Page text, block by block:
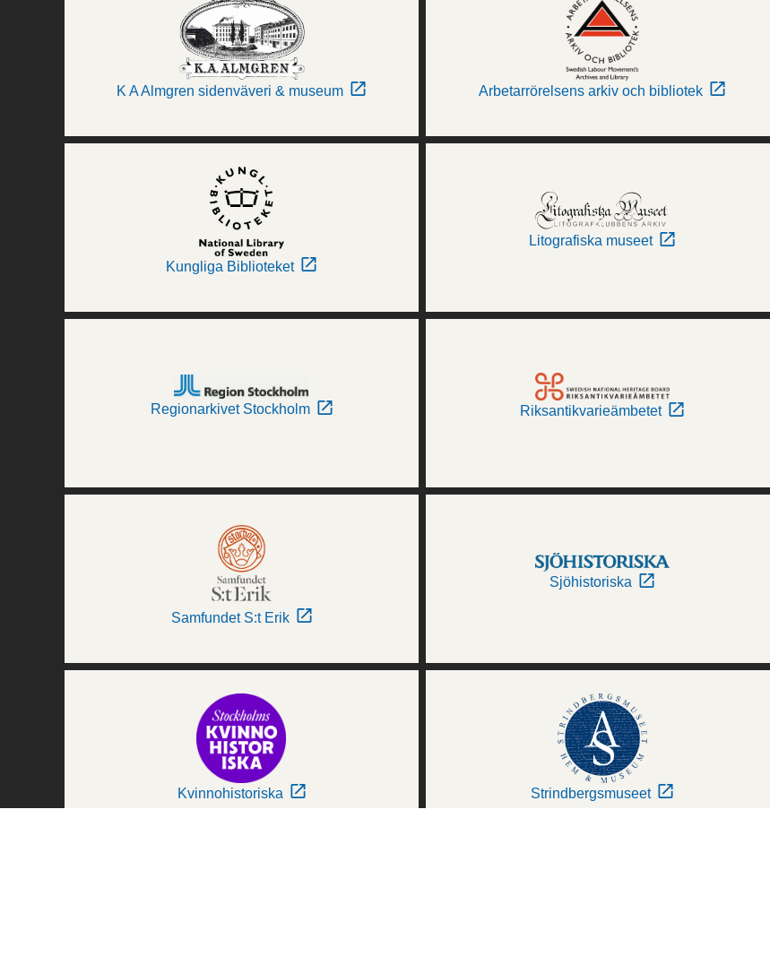
K A Almgren sidenväveri & museum Arbetarrörelsens arkiv och bibliotek
Kungliga Biblioteket
Litografiska museet
Regionarkivet Stockholm Riksantikvarieämbetet
Samfundet S:t Erik
Sjöhistoriska
Kvinnohistoriska Strindbergsmuseet